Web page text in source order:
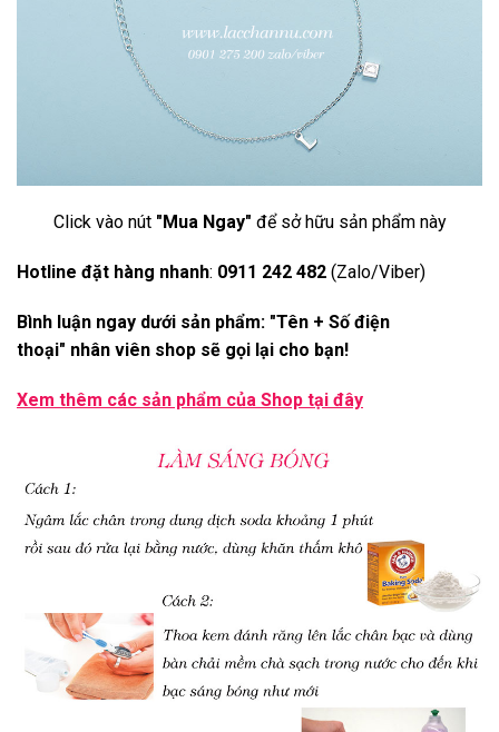
Click vào nút "Mua Ngay" để sở hữu sản phẩm này
Hotline đặt hàng nhanh: 0911 242 482 (Zalo/Viber)
Bình luận ngay dưới sản phẩm: "Tên + Số điện
thoại" nhân viên shop sẽ gọi lại cho bạn!
Xem thêm các sản phẩm của Shop tại đây